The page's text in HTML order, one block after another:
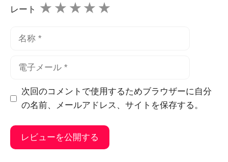
レート ★
★
★
★
★
ー
次回のコメントで使用するためブラウザーに自分
の名前、メールアドレス、サイトを保存する。